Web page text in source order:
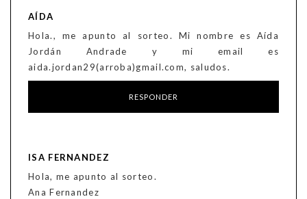
AÍDA
Hola., me apunto al sorteo. Mi nombre es Aída
Jordán Andrade y mi email es
aida.jordan29(arroba)gmail.com, saludos.
RESPONDER
ISA FERNANDEZ
Hola, me apunto al sorteo.
Ana Fernandez